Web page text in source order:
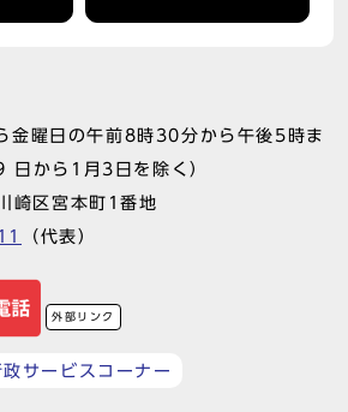
金曜日の午前8時30分から午後5時ま
日から1月3日を除く）
崎区宮本町1番地
（代表）
外部リンク
政サービスコーナー